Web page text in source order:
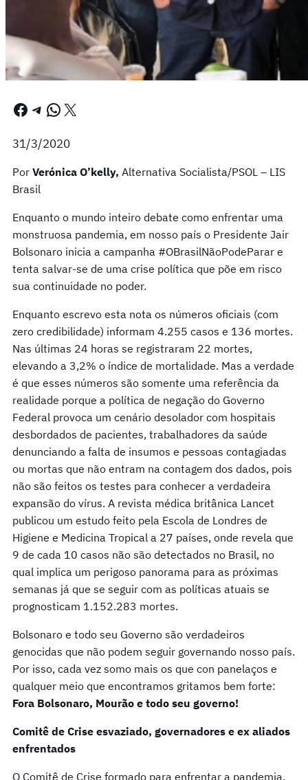
Facebook Telegram WhatsApp X
31/3/2020
Por Verónica O’kelly, Alternativa Socialista/PSOL – LIS
Brasil
Enquanto o mundo inteiro debate como enfrentar uma
monstruosa pandemia, em nosso país o Presidente Jair
Bolsonaro inicia a campanha #OBrasilNãoPodeParar e
tenta salvar-se de uma crise política que põe em risco
sua continuidade no poder.
Enquanto escrevo esta nota os números oficiais (com
zero credibilidade) informam 4.255 casos e 136 mortes.
Nas últimas 24 horas se registraram 22 mortes,
elevando a 3,2% o índice de mortalidade. Mas a verdade
é que esses números são somente uma referência da
realidade porque a política de negação do Governo
Federal provoca um cenário desolador com hospitais
desbordados de pacientes, trabalhadores da saúde
denunciando a falta de insumos e pessoas contagiadas
ou mortas que não entram na contagem dos dados, pois
não são feitos os testes para conhecer a verdadeira
expansão do vírus. A revista médica britânica Lancet
publicou um estudo feito pela Escola de Londres de
Higiene e Medicina Tropical a 27 países, onde revela que
9 de cada 10 casos não são detectados no Brasil, no
qual implica um perigoso panorama para as próximas
semanas já que se seguir com as políticas atuais se
prognosticam 1.152.283 mortes.
Bolsonaro e todo seu Governo são verdadeiros
genocidas que não podem seguir governando nosso país.
Por isso, cada vez somo mais os que con panelaços e
qualquer meio que encontramos gritamos bem forte:
Fora Bolsonaro, Mourão e todo seu governo!
Comitê de Crise esvaziado, governadores e ex aliados
enfrentados
O Comitê de Crise formado para enfrentar a pandemia,